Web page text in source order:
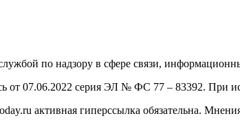
по надзору в сфере связи,
от 07.06.2022 серия ЭЛ № ФС 77 – 83392. При
активная гиперссылка обязательна.